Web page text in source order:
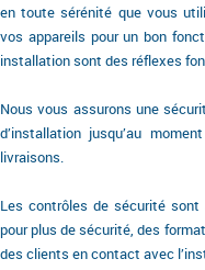
en toute sérénité que vous
vos appareils pour un bon
installation sont des réflexes
Nous vous assurons une
d’installation jusqu’au
livraisons.
Les contrôles de sécurité
pour plus de sécurité, des
des clients en contact avec